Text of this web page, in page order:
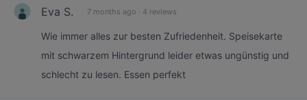
Eva S. 7 months ago · 4 reviews
Wie immer alles zur besten Zufriedenheit. Speisekarte
mit schwarzem Hintergrund leider etwas ungünstig und
schlecht zu lesen. Essen perfekt